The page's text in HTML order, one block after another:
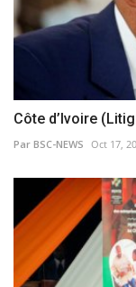
Côte d’Ivoire
Par BSC-NEWS Oct 17,